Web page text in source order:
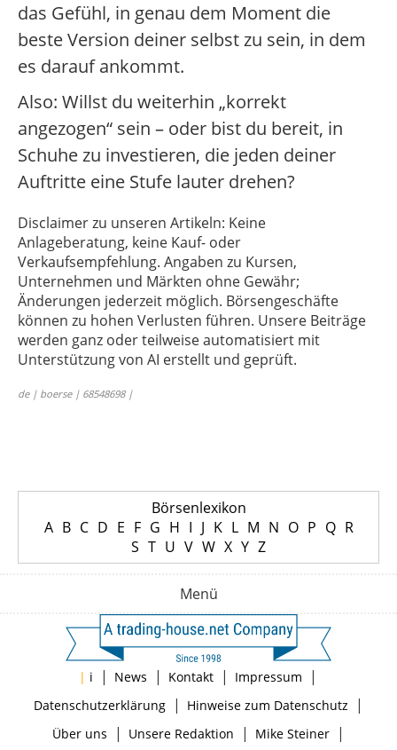
das Gefühl, in genau dem Moment die
beste Version deiner selbst zu sein, in dem
es darauf ankommt.
Also: Willst du weiterhin „korrekt
angezogen“ sein – oder bist du bereit, in
Schuhe zu investieren, die jeden deiner
Auftritte eine Stufe lauter drehen?
Disclaimer zu unseren Artikeln: Keine
Anlageberatung, keine Kauf- oder
Verkaufsempfehlung. Angaben zu Kursen,
Unternehmen und Märkten ohne Gewähr;
Änderungen jederzeit möglich. Börsengeschäfte
können zu hohen Verlusten führen. Unsere Beiträge
werden ganz oder teilweise automatisiert mit
Unterstützung von AI erstellt und geprüft.
de | boerse | 68548698 |
Börsenlexikon
A B C D E F G H I J K L M N O P Q R
S T U V W X Y Z
Menü
| i | News | Kontakt | Impressum |
Datenschutzerklärung| Hinweise zum Datenschutz |
Über uns | Unsere Redaktion | Mike Steiner|